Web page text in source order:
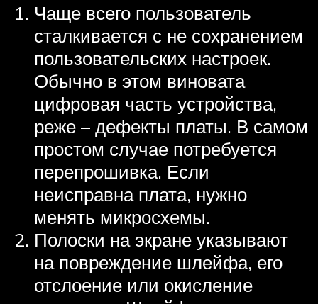
Чаще всего пользователь
сталкивается с не сохранением
пользовательских настроек.
Обычно в этом виновата
цифровая часть устройства,
реже – дефекты платы. В самом
простом случае потребуется
перепрошивка. Если
неисправна плата, нужно
менять микросхемы.
Полоски на экране указывают
на повреждение шлейфа, его
отслоение или окисление